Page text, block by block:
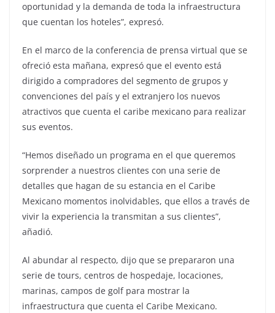
oportunidad y la demanda de toda la infraestructura
que cuentan los hoteles”, expresó.
En el marco de la conferencia de prensa virtual que se
ofreció esta mañana, expresó que el evento está
dirigido a compradores del segmento de grupos y
convenciones del país y el extranjero los nuevos
atractivos que cuenta el caribe mexicano para realizar
sus eventos.
“Hemos diseñado un programa en el que queremos
sorprender a nuestros clientes con una serie de
detalles que hagan de su estancia en el Caribe
Mexicano momentos inolvidables, que ellos a través de
vivir la experiencia la transmitan a sus clientes”,
añadió.
Al abundar al respecto, dijo que se prepararon una
serie de tours, centros de hospedaje, locaciones,
marinas, campos de golf para mostrar la
infraestructura que cuenta el Caribe Mexicano.